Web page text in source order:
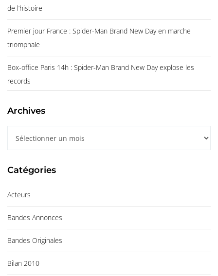
de l’histoire
Premier jour France : Spider-Man Brand New Day en marche
triomphale
Box-office Paris 14h : Spider-Man Brand New Day explose les
records
Archives
h
v
e
s
Catégories
Acteurs
Bandes Annonces
Bandes Originales
Bilan 2010